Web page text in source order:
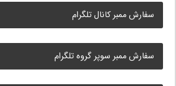
سفارش ممبر کانال تلگرام
سفارش ممبر سوپر گروه تلگرام